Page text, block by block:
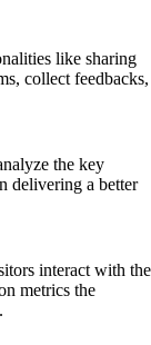
like sharing
collect feedbacks,
the key
delivering a better
interact with the
metrics the